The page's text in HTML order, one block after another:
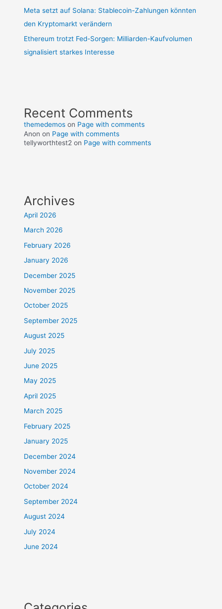
Meta setzt auf Solana: Stablecoin-Zahlungen könnten
den Kryptomarkt verändern
Ethereum trotzt Fed-Sorgen: Milliarden-Kaufvolumen
signalisiert starkes Interesse
Recent Comments
themedemos on Page with comments
Anon on Page with comments
tellyworthtest2 on Page with comments
Archives
April 2026
March 2026
February 2026
January 2026
December 2025
November 2025
October 2025
September 2025
August 2025
July 2025
June 2025
May 2025
April 2025
March 2025
February 2025
January 2025
December 2024
November 2024
October 2024
September 2024
August 2024
July 2024
June 2024